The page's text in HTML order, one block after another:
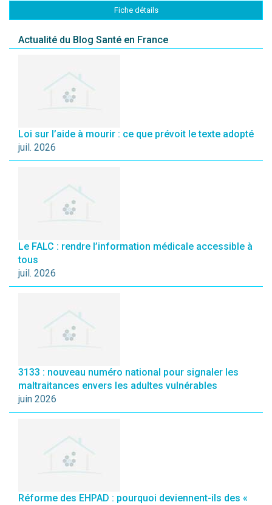
Fiche détails
Actualité du Blog Santé en France
Loi sur l’aide à mourir : ce que prévoit le texte adopté
juil. 2026
Le FALC : rendre l’information médicale accessible à
tous
juil. 2026
3133 : nouveau numéro national pour signaler les
maltraitances envers les adultes vulnérables
juin 2026
Réforme des EHPAD : pourquoi deviennent-ils des «